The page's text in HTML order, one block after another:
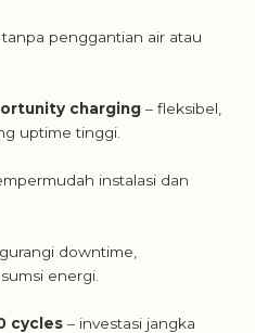
tanpa penggantian air atau
charging – fleksibel,
uptime tinggi.
instalasi dan
downtime,
energi.
cycles – investasi jangka